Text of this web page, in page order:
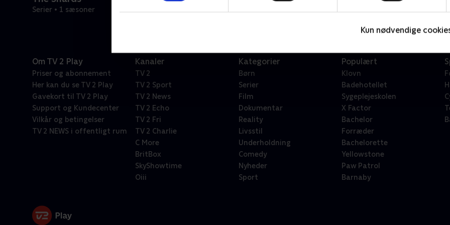
Kun nødvendige
Serier • 1 sæsoner
Om TV 2 Play
Priser og abonnement
Her kan du se TV 2 Play
Gavekort til TV 2 Play
Support og Kundecenter
Vilkår og betingelser
TV 2 NEWS i offentligt rum
Kanaler
TV 2
TV 2 Sport
TV 2 News
TV 2 Echo
TV 2 Fri
TV 2 Charlie
C More
BritBox
SkyShowtime
Oiii
Kategorier
Børn
Serier
Film
Dokumentar
Reality
Livsstil
Underholdning
Comedy
Nyheder
Sport
Populært
Klovn
Badehotellet
Sygeplejeskolen
X Factor
Bachelor
Forræder
Bachelorette
Yellowstone
Paw Patrol
Barnaby